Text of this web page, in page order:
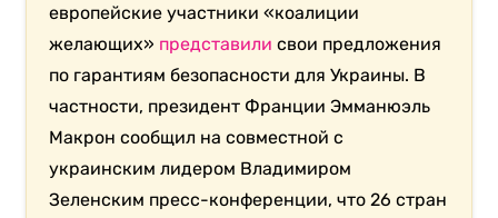
европейские участники «коалиции
желающих» представили свои предложения
по гарантиям безопасности для Украины. В
частности, президент Франции Эмманюэль
Макрон сообщил на совместной с
украинским лидером Владимиром
Зеленским пресс-конференции, что 26 стран